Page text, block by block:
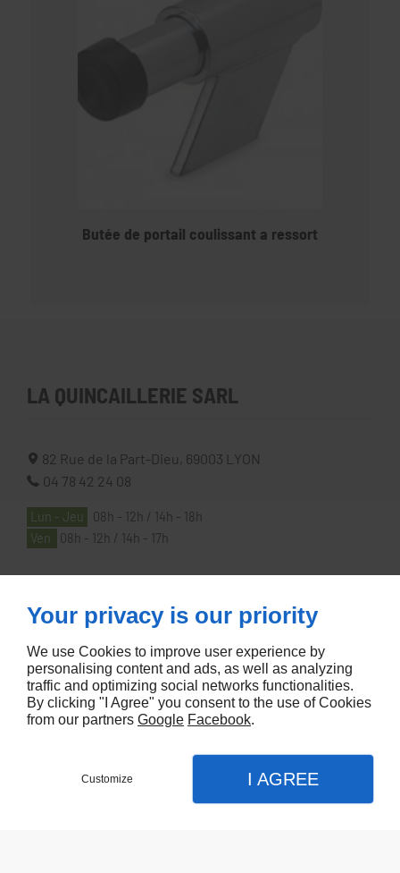
Butée de portail coulissant a ressort
LA QUINCAILLERIE SARL
82 Rue de la Part-Dieu, 69003
LYON
04 78 42 24 08
Lun - Jeu
08h - 12h / 14h - 18h
Ven
08h - 12h / 14h - 17h
À PROPOS
Accueil
Contactez-nous
Mentions légales
Plan du site
Your privacy is our priority
We use Cookies to improve user experience by
personalising content and ads, as well as analyzing
traffic and optimizing social networks functionalities.
By clicking "I Agree" you consent to the use of Cookies
from our partners Google Facebook.
Customize I AGREE